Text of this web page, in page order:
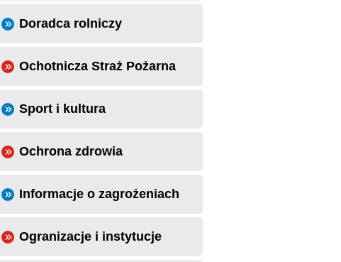
Doradca rolniczy
Ochotnicza Straż Pożarna
Sport i kultura
Ochrona zdrowia
Informacje o zagrożeniach
Ogranizacje i instytucje